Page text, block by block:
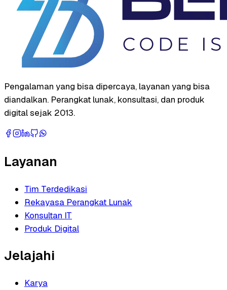
Pengalaman yang bisa dipercaya, layanan yang bisa
diandalkan. Perangkat lunak, konsultasi, dan produk
digital sejak 2013.
Layanan
Tim Terdedikasi
Rekayasa Perangkat Lunak
Konsultan IT
Produk Digital
Jelajahi
Karya